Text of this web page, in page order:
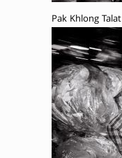
Pak Khlong Talat